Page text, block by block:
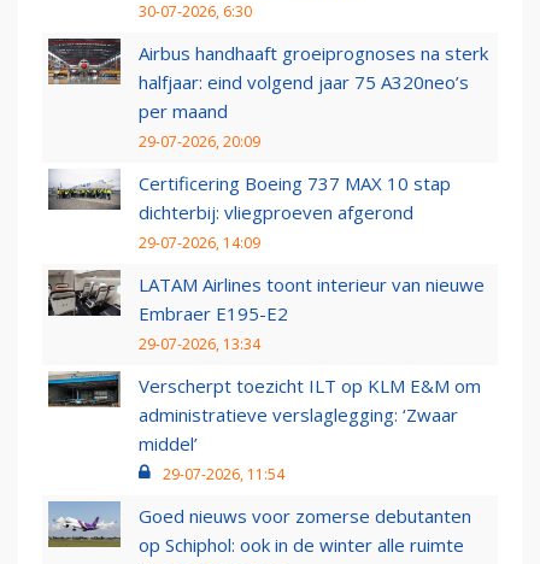
30-07-2026, 6:30
Airbus handhaaft groeiprognoses na sterk
halfjaar: eind volgend jaar 75 A320neo’s
per maand
29-07-2026, 20:09
Certificering Boeing 737 MAX 10 stap
dichterbij: vliegproeven afgerond
29-07-2026, 14:09
LATAM Airlines toont interieur van nieuwe
Embraer E195-E2
29-07-2026, 13:34
Verscherpt toezicht ILT op KLM E&M om
administratieve verslaglegging: ‘Zwaar
middel’
29-07-2026, 11:54
Goed nieuws voor zomerse debutanten
op Schiphol: ook in de winter alle ruimte